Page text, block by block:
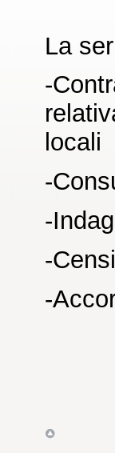
La
-
locali
-
-
-
-